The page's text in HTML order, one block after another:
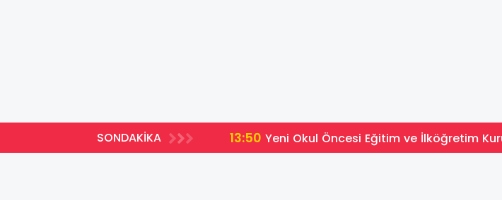
SONDAKİKA 13:50 Yeni Okul Öncesi Eğitim ve İlköğretim